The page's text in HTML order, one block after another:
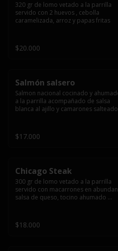
320 gr de lomo vetado a la parrilla
servido con 2 huevos , cebolla
caramelizada, arroz y papas fritas
$20.000
Salmón salsero
Salmon nacional cocinado y
a la parrilla acompañado de salsa
blanca al ajillo y camarones
$17.000
Chicago Steak
300 gr de lomo vetado a la parrilla
servido con macarrones en
salsa de queso, tocino ahumado
$18.000